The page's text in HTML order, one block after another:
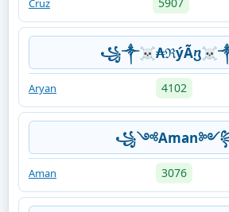
Aryan 4102
Aman 3076